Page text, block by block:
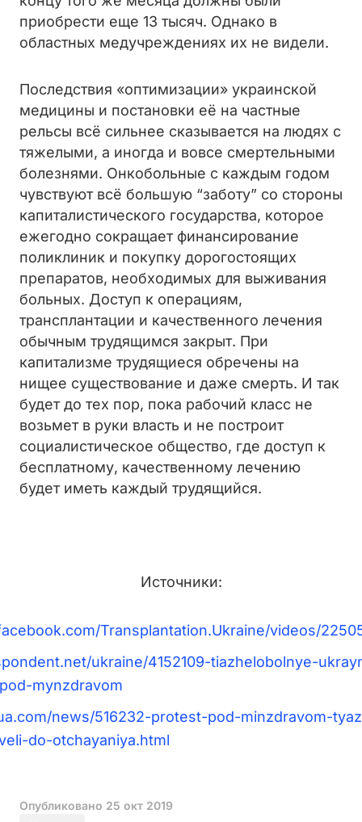
приобрести еще 13 тысяч. Однако в
областных медучреждениях их не видели.
Последствия «оптимизации» украинской
медицины и постановки её на частные
рельсы всё сильнее сказывается на людях с
тяжелыми, а иногда и вовсе смертельными
болезнями. Онкобольные с каждым годом
чувствуют всё большую “заботу” со стороны
капиталистического государства, которое
ежегодно сокращает финансирование
поликлиник и покупку дорогостоящих
препаратов, необходимых для выживания
больных. Доступ к операциям,
трансплантации и качественного лечения
обычным трудящимся закрыт. При
капитализме трудящиеся обречены на
нищее существование и даже смерть. И так
будет до тех пор, пока рабочий класс не
возьмет в руки власть и не построит
социалистическое общество, где доступ к
бесплатному, качественному лечению
будет иметь каждый трудящийся.
Источники:
Transplantation.Ukraine/videos/
ukraine/4152109-tiazhelobolnye-
mynzdravom
news/516232-protest-pod-minzdravom-
do-otchayaniya.html
Опубликовано 25 окт 2019